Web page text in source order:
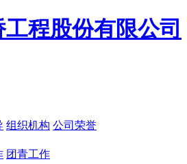
组织机构 公司荣誉
团青工作